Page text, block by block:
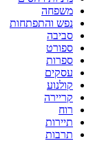
משפחה
נפש והתפתחות
סביבה
ספורט
ספרות
עסקים
קולנוע
קריירה
רוח
תיירות
תרבות